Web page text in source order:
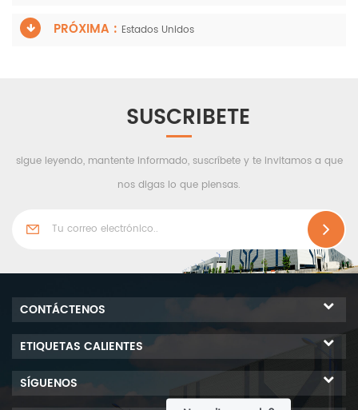
PRÓXIMA : Estados Unidos
SUSCRIBETE
sigue leyendo, mantente informado, suscríbete y te invitamos a que
nos digas lo que piensas.
CONTÁCTENOS
ETIQUETAS CALIENTES
SÍGUENOS